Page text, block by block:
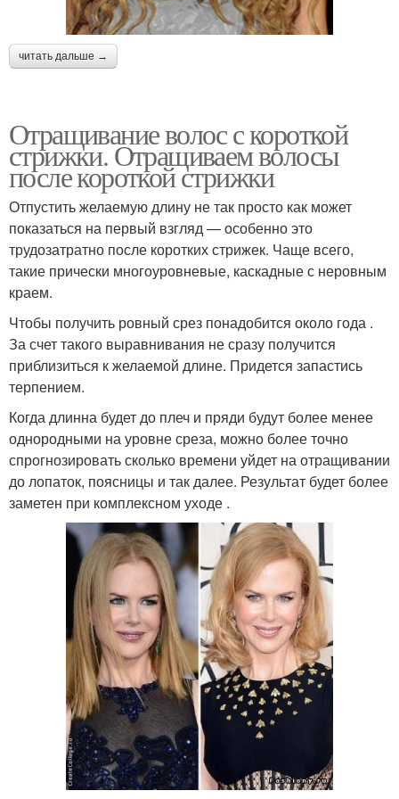
читать дальше →
Отращивание волос с короткой
стрижки. Отращиваем волосы
после короткой стрижки
Отпустить желаемую длину не так просто как может
показаться на первый взгляд — особенно это
трудозатратно после коротких стрижек. Чаще всего,
такие прически многоуровневые, каскадные с неровным
краем.
Чтобы получить ровный срез понадобится около года .
За счет такого выравнивания не сразу получится
приблизиться к желаемой длине. Придется запастись
терпением.
Когда длинна будет до плеч и пряди будут более менее
однородными на уровне среза, можно более точно
спрогнозировать сколько времени уйдет на отращивании
до лопаток, поясницы и так далее. Результат будет более
заметен при комплексном уходе .